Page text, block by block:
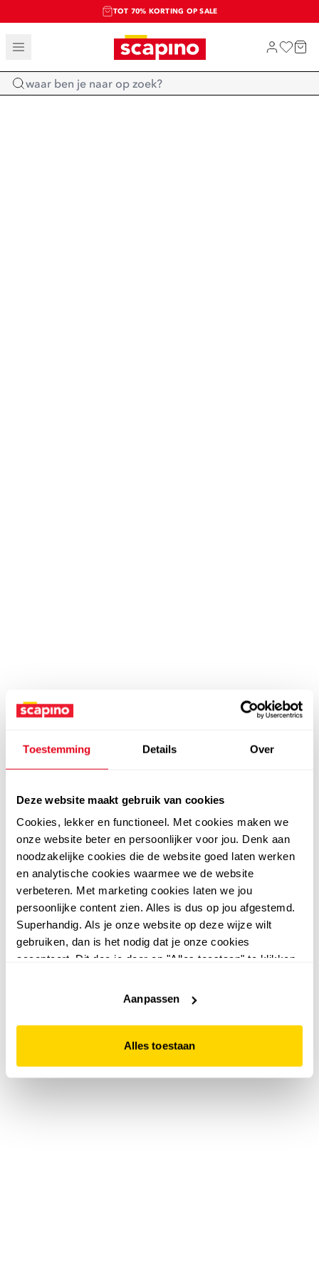
Toestemming Details Over
Deze website maakt gebruik van cookies
Cookies, lekker en functioneel. Met cookies maken we
onze website beter en persoonlijker voor jou. Denk aan
noodzakelijke cookies die de website goed laten werken
en analytische cookies waarmee we de website
verbeteren. Met marketing cookies laten we jou
persoonlijke content zien. Alles is dus op jou afgestemd.
Superhandig. Als je onze website op deze wijze wilt
gebruiken, dan is het nodig dat je onze cookies
accepteert. Dit doe je door op "Alles toestaan" te klikken.
website niet optimaal functioneert.
Aanpassen
Alles toestaan
TOT 70% KORTING OP SALE
SALE: LAATSTE KANS!
SHOP NIEUW
Home